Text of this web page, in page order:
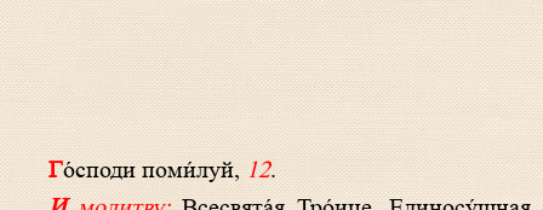
Го́споди поми́луй, 12.